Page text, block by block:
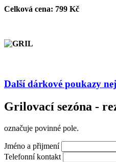
Celková cena: 799 Kč
Další dárkové poukazy
Grilovací sezóna -
označuje povinné pole.
Jméno a přijmení
Telefonní kontakt